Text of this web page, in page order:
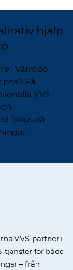
hjälp
i Värmdö
På
VVS-
fokus på
VVS-partner i
tjänster för både
– från